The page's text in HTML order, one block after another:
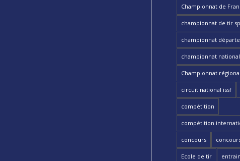
Championnat de
championnat de tir
championnat
championnat national
Championnat régional
circuit national issf
compétition
compétition
concours
Ecole de tir